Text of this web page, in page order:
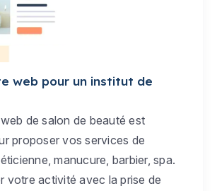
web pour un institut de
de salon de beauté est
proposer vos services de
manucure, barbier, spa.
votre activité avec la prise de